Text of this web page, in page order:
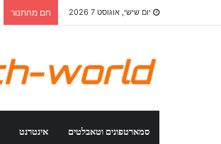
יום שישי, אוגוסט 7 2026 חם מהתנור
סמארטפונים וטאבלטים אינטרנט